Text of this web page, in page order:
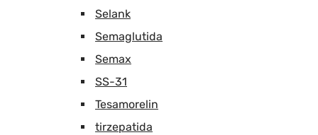
Selank
Semaglutida
Semax
SS-31
Tesamorelin
tirzepatida